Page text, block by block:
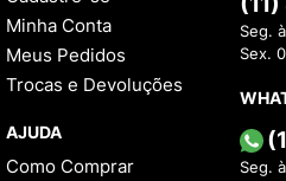
Minha Conta
Meus Pedidos
Trocas e Devoluções
AJUDA
Como Comprar
Seg.
Sex.
Seg.